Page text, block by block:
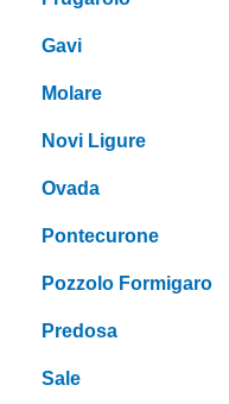
Gavi
Molare
Novi Ligure
Ovada
Pontecurone
Pozzolo Formigaro
Predosa
Sale